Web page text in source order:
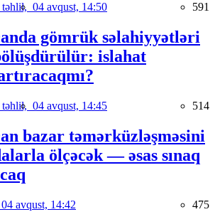
təhlil, 04 avqust, 14:50 591
gömrük səlahiyyətləri
islahat
təhlil, 04 avqust, 14:45 514
bazar təmərküzləşməsini
ölçəcək — əsas sınaq
04 avqust, 14:42 475